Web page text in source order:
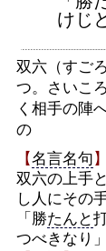
けじ
双六（すご
つ。さいこ
く相手の陣
の
【名言名句 】
双六の上手
し人にその
「勝たんと
つべきなり」